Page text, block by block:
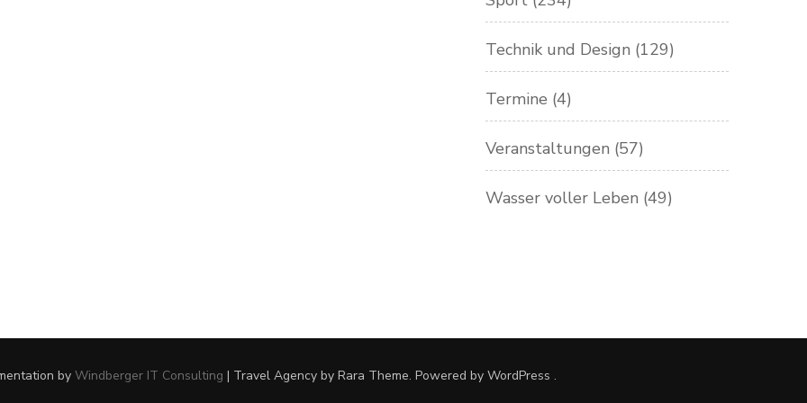
Technik und Design (129)
Termine (4)
Veranstaltungen (57)
Wasser voller Leben (49)
by Windberger IT Consulting | Travel Agencyby Rara Theme. Powered by WordPress .